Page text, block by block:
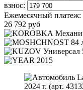
взнос:
Ежемесячный платеж:
26 792 руб
84
Универсал
2015